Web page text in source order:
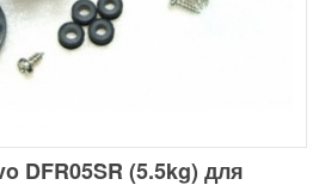
DFR05SR (5.5kg) для